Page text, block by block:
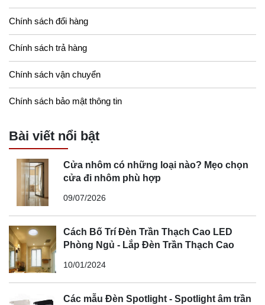
Chính sách đổi hàng
Chính sách trả hàng
Chính sách vận chuyển
Chính sách bảo mật thông tin
Bài viết nổi bật
Cửa nhôm có những loại nào? Mẹo chọn
cửa đi nhôm phù hợp
09/07/2026
Cách Bố Trí Đèn Trần Thạch Cao LED
Phòng Ngủ - Lắp Đèn Trần Thạch Cao
10/01/2024
Các mẫu Đèn Spotlight - Spotlight âm trần